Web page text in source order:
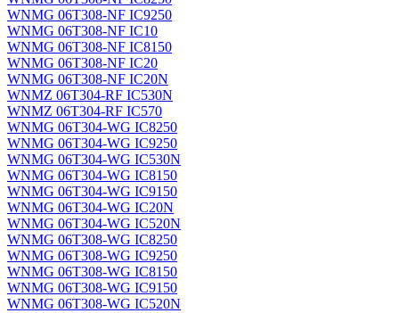
WNMG 06T308-NF IC9250
WNMG 06T308-NF IC10
WNMG 06T308-NF IC8150
WNMG 06T308-NF IC20
WNMG 06T308-NF IC20N
WNMZ 06T304-RF IC530N
WNMZ 06T304-RF IC570
WNMG 06T304-WG IC8250
WNMG 06T304-WG IC9250
WNMG 06T304-WG IC530N
WNMG 06T304-WG IC8150
WNMG 06T304-WG IC9150
WNMG 06T304-WG IC20N
WNMG 06T304-WG IC520N
WNMG 06T308-WG IC8250
WNMG 06T308-WG IC9250
WNMG 06T308-WG IC8150
WNMG 06T308-WG IC9150
WNMG 06T308-WG IC520N